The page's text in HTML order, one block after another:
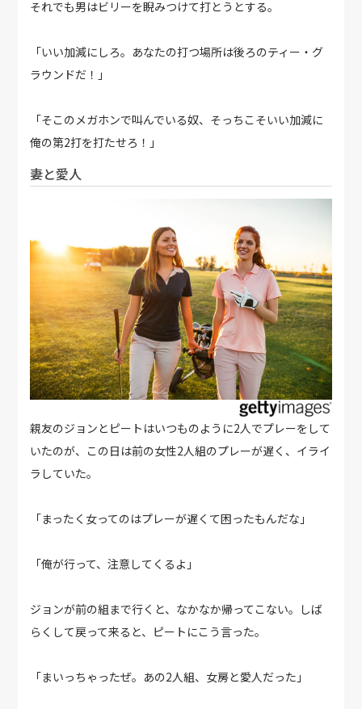
それでも男はビリーを睨みつけて打とうとする。
「いい加減にしろ。あなたの打つ場所は後ろのティー・グ
ラウンドだ！」
「そこのメガホンで叫んでいる奴、そっちこそいい加減に
俺の第2打を打たせろ！」
妻と愛人
親友のジョンとピートはいつものように2人でプレーをして
いたのが、この日は前の女性2人組のプレーが遅く、イライ
ラしていた。
「まったく女ってのはプレーが遅くて困ったもんだな」
「俺が行って、注意してくるよ」
ジョンが前の組まで行くと、なかなか帰ってこない。しば
らくして戻って来ると、ピートにこう言った。
「まいっちゃったぜ。あの2人組、女房と愛人だった」